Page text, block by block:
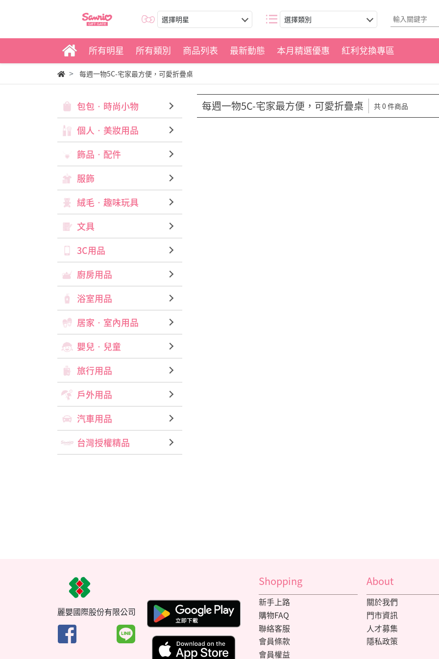
選擇明星 選擇類別
所有明星 所有類別 商品列表 最新動態 本月精選優惠 紅利兌換專區
每週一物5C-宅家最方便，可愛折疊桌
包包‧時尚小物
個人‧美妝用品
飾品‧配件
服飾
絨毛‧趣味玩具
文具
3C用品
廚房用品
浴室用品
居家‧室內用品
嬰兒‧兒童
旅行用品
戶外用品
汽車用品
台灣授權精品
每週一物5C-宅家最方便，可愛折疊桌 共 0 件商品
麗嬰國際股份有限公司
Shopping
新手上路
購物FAQ
聯絡客服
會員條款
會員權益
About
關於我們
門市資訊
人才募集
隱私政策